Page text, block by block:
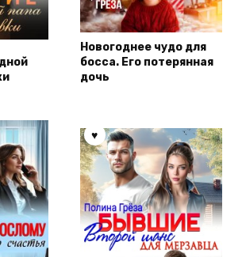
Новогоднее чудо для
босса. Его потерянная
дочь